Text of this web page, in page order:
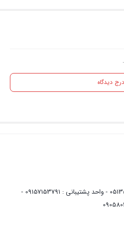
درج دیدگاه
واحد پشتیبانی مشتریان : 05135092741 - واحد پشتیبانی : 09157153791 -